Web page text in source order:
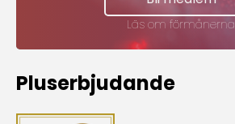
Läs om förmånerna
Pluserbjudande